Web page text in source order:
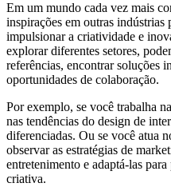
Em um mundo cada vez mais
inspirações em outras indústrias
impulsionar a criatividade e
explorar diferentes setores,
referências, encontrar soluções
oportunidades de colaboração.
Por exemplo, se você trabalha
nas tendências do design de
diferenciadas. Ou se você atua
observar as estratégias de
entretenimento e adaptá-las
criativa.